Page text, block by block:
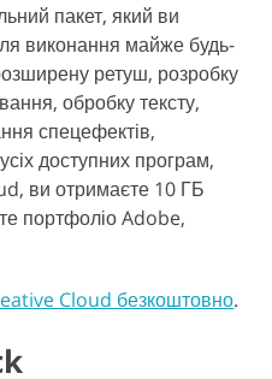
пакет, який ви
виконання майже будь-
ретуш, розробку
обробку тексту,
спецефектів,
доступних програм,
ви отримаєте 10 ГБ
портфоліо Adobe,
Cloud безкоштовно.